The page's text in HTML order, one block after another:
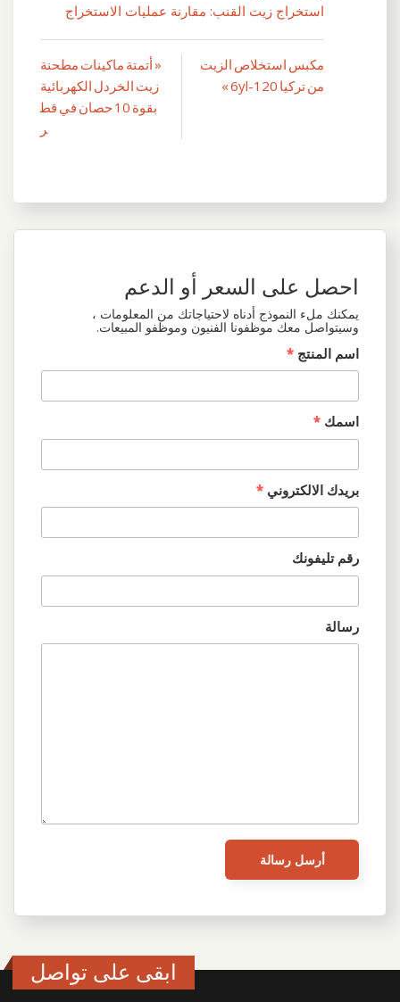
استخراج زيت القنب: مقارنة عمليات الاستخراج
تصفّح
« أتمتة ماكينات مطحنة
زيت الخردل الكهربائية
بقوة 10 حصان في قط
ر
مكبس استخلاص الزيت
من تركيا 6yl-120 »
احصل على السعر أو الدعم
يمكنك ملء النموذج أدناه لاحتياجاتك من المعلومات ،
وسيتواصل معك موظفونا الفنيون وموظفو المبيعات.
اسم المنتج *
اسمك *
بريدك الالكتروني *
رقم تليفونك
رسالة
ابقى على تواصل